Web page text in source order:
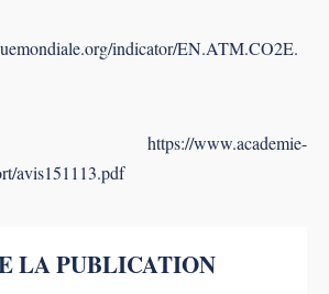
indicator/EN.ATM.CO2E.
www.academie-
avis151113.pdf
LA PUBLICATION